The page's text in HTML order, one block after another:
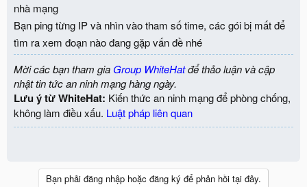
nhà mạng
Bạn ping từng IP và nhìn vào tham số time, các gói bị mất để
tìm ra xem đoạn nào đang gặp vấn đề nhé
Mời các bạn tham gia Group WhiteHatđể thảo luận và cập
nhật tin tức an ninh mạng hàng ngày.
Lưu ý từ WhiteHat: Kiến thức an ninh mạng để phòng chống,
không làm điều xấu. Luật pháp liên quan
Bạn phải đăng nhập hoặc đăng ký để phản hồi tại đây.